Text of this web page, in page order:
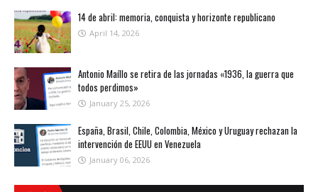
14 de abril: memoria, conquista y horizonte republicano
April 14, 2026
Antonio Maíllo se retira de las jornadas «1936, la guerra que
todos perdimos»
January 25, 2026
España, Brasil, Chile, Colombia, México y Uruguay rechazan la
intervención de EEUU en Venezuela
January 06, 2026